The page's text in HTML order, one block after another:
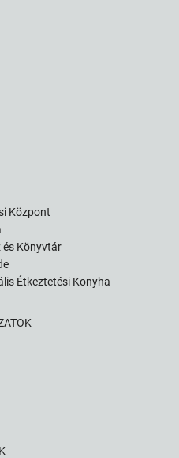
Központ
és Könyvtár
Étkeztetési Konyha